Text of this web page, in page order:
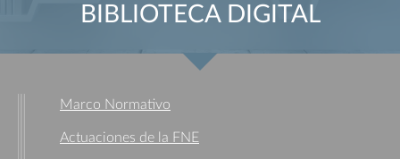
BIBLIOTECA DIGITAL
Marco Normativo
Actuaciones de la FNE